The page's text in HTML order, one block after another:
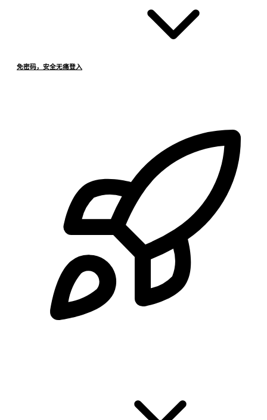
免密码，安全无痛登入